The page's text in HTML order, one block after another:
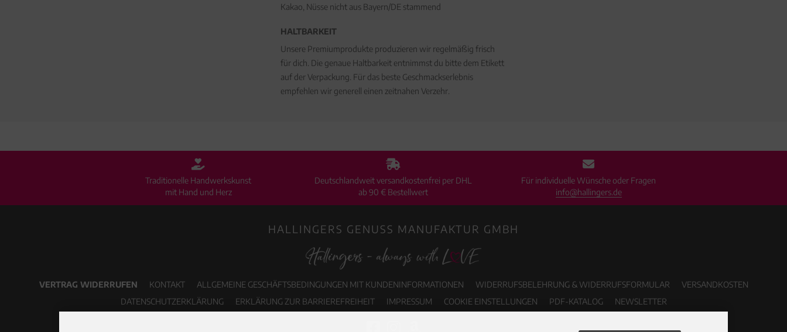
Kakao, Nüsse nicht aus Bayern/DE stammend
HALTBARKEIT
Unsere Premiumprodukte produzieren wir regelmäßig frisch
für dich. Die genaue Haltbarkeit entnimmst du bitte dem Etikett
auf der Verpackung. Für das beste Geschmackserlebnis
empfehlen wir generell einen zeitnahen Verzehr.
Traditionelle Handwerkskunst
mit Hand und Herz
Deutschlandweit versandkostenfrei per DHL
ab 90 € Bestellwert
Für individuelle Wünsche oder Fragen
info@hallingers.de
HALLINGERS GENUSS MANUFAKTUR GMBH
VERTRAG WIDERRUFEN KONTAKT ALLGEMEINE GESCHÄFTSBEDINGUNGEN MIT KUNDENINFORMATIONEN WIDERRUFSBELEHRUNG & WIDERRUFSFORMULAR
VERSANDKOSTEN
DATENSCHUTZERKLÄRUNG
ERKLÄRUNG ZUR BARRIEREFREIHEIT IMPRESSUM COOKIE EINSTELLUNGEN PDF-KATALOG NEWSLETTER